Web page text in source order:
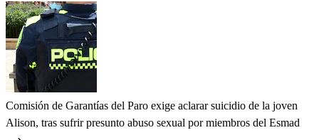
Comisión de Garantías del Paro exige aclarar suicidio de la joven
Alison, tras sufrir presunto abuso sexual por miembros del Esmad